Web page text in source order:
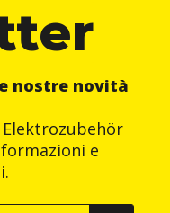
nostre novità
e